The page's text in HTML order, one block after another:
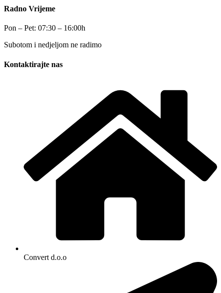
Radno Vrijeme
Pon – Pet: 07:30 – 16:00h
Subotom i nedjeljom ne radimo
Kontaktirajte nas
Convert d.o.o